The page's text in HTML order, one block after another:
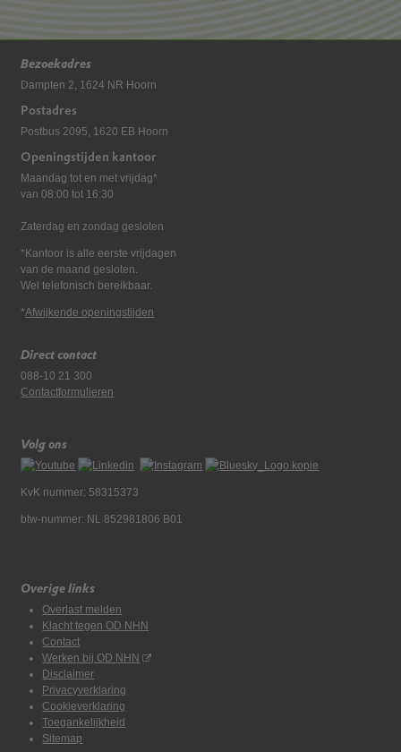
Bezoekadres
Dampten 2, 1624 NR Hoorn
Postadres
Postbus 2095, 1620 EB Hoorn
Openingstijden kantoor
Maandag tot en met vrijdag*
van 08:00 tot 16:30
Zaterdag en zondag gesloten
*Kantoor is alle eerste vrijdagen
van de maand gesloten.
Wel telefonisch bereikbaar.
*Afwijkende openingstijden
Direct contact
088-10 21 300
Contactformulieren
Volg ons
KvK nummer: 58315373
btw-nummer: NL 852981806 B01
Overige links
Overlast melden
Klacht tegen OD NHN
Contact
Werken bij OD NHN
Disclaimer
Privacyverklaring
Cookieverklaring
Toegankelijkheid
Sitemap